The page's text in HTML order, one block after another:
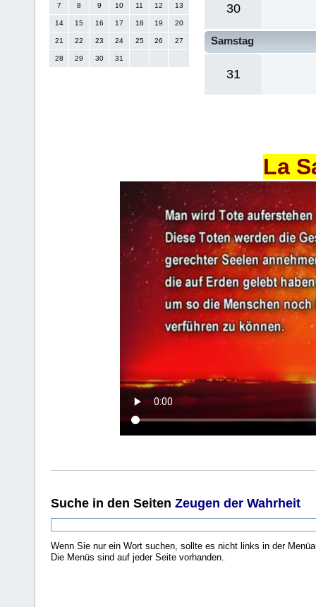
7 8 9 10 11 12 13
14 15 16 17 18 19 20
21 22 23 24 25 26 27
28 29 30 31
30
Samstag
31
La
Suche in den Seiten Zeugen der Wahrheit
Wenn Sie nur ein Wort suchen, sollte es nicht links in der
Die Menüs sind auf jeder Seite vorhanden.